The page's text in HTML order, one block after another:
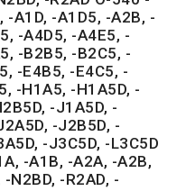
-A1D, -A1D5, -A2B, -
-A4D5, -A4E5, -
-B2B5, -B2C5, -
-E4B5, -E4C5, -
-H1A5, -H1A5D, -
-J1A5D, -
-J2B5D, -
-J3C5D, -L3C5D
-A1B, -A2A, -A2B,
N2BD, -R2AD, -